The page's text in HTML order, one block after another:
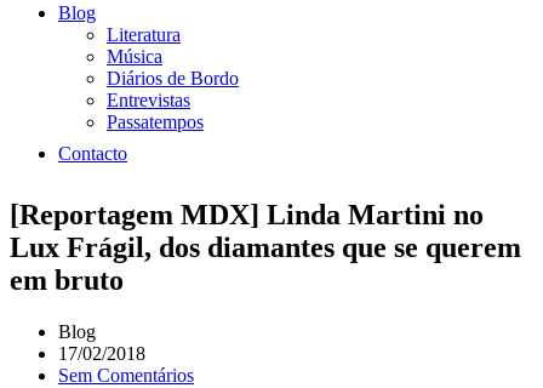
Blog
Literatura
Música
Diários de Bordo
Entrevistas
Passatempos
Contacto
[Reportagem MDX] Linda Martini no
Lux Frágil, dos diamantes que se querem
em bruto
Blog
17/02/2018
Sem Comentários